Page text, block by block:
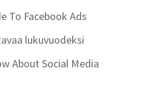
To Facebook Ads
lukuvuodeksi
About Social Media